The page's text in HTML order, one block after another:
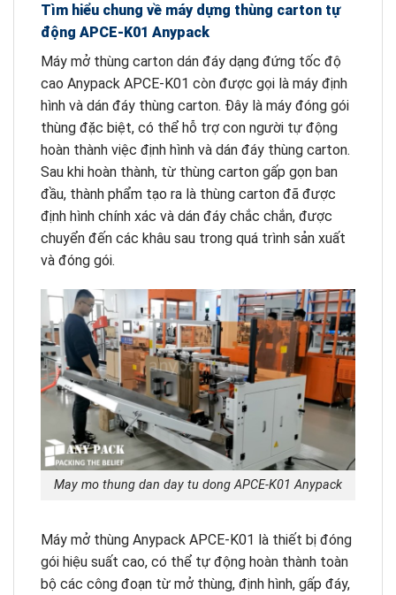
Tìm hiểu chung về máy dựng thùng carton tự
động APCE-K01 Anypack
Máy mở thùng carton dán đáy dạng đứng tốc độ
cao Anypack APCE-K01 còn được gọi là máy định
hình và dán đáy thùng carton. Đây là máy đóng gói
thùng đặc biệt, có thể hỗ trợ con người tự động
hoàn thành việc định hình và dán đáy thùng carton.
Sau khi hoàn thành, từ thùng carton gấp gọn ban
đầu, thành phẩm tạo ra là thùng carton đã được
định hình chính xác và dán đáy chắc chắn, được
chuyển đến các khâu sau trong quá trình sản xuất
và đóng gói.
May mo thung dan day tu dong APCE-K01 Anypack
Máy mở thùng Anypack APCE-K01 là thiết bị đóng
gói hiệu suất cao, có thể tự động hoàn thành toàn
bộ các công đoạn từ mở thùng, định hình, gấp đáy,